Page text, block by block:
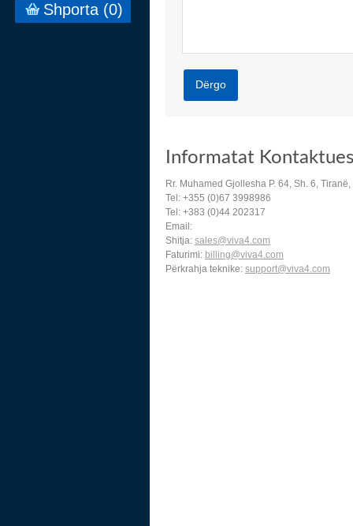
Shporta (0)
Dërgo
Informatat
Rr. Muhamed Gjollesha P. 64, Sh. 6,
Tel: +355 (0)67 3998986
Tel: +383 (0)44 202317
Email:
Shitja: sales@viva4.com
Faturimi: billing@viva4.com
Përkrahja teknike: support@viva4.com